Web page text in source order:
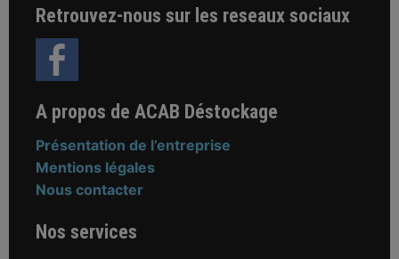
Retrouvez-nous sur les reseaux sociaux
A propos de ACAB Déstockage
Présentation de l’entreprise
Mentions légales
Nous contacter
Nos services